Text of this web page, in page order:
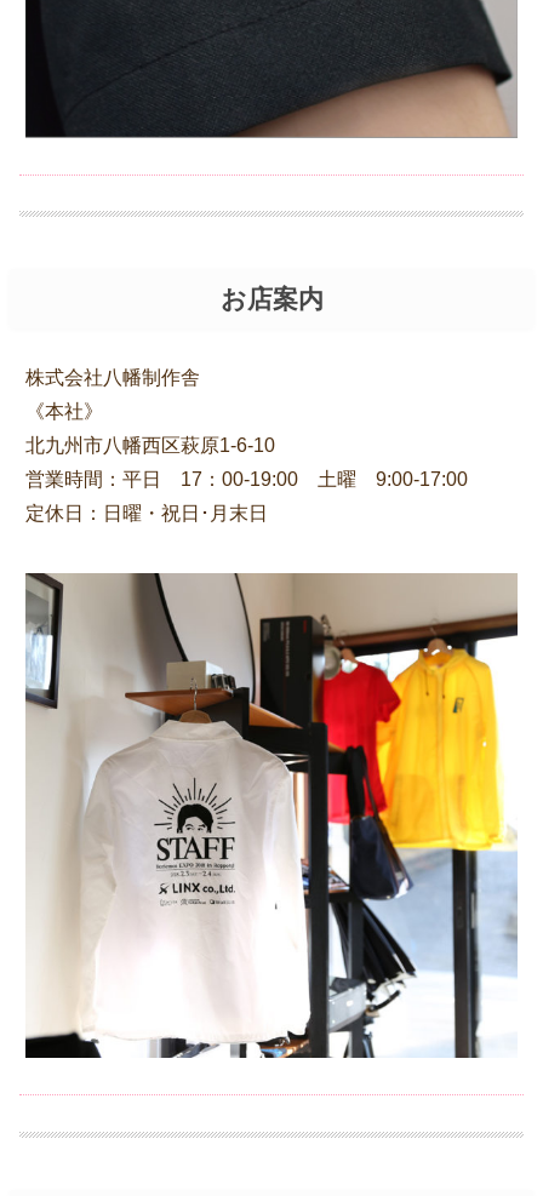
お店案内
株式会社八幡制作舎
《本社》
北九州市八幡西区萩原1-6-10
営業時間：平日 17：00-19:00 土曜 9:00-17:00
定休日：日曜・祝日･月末日